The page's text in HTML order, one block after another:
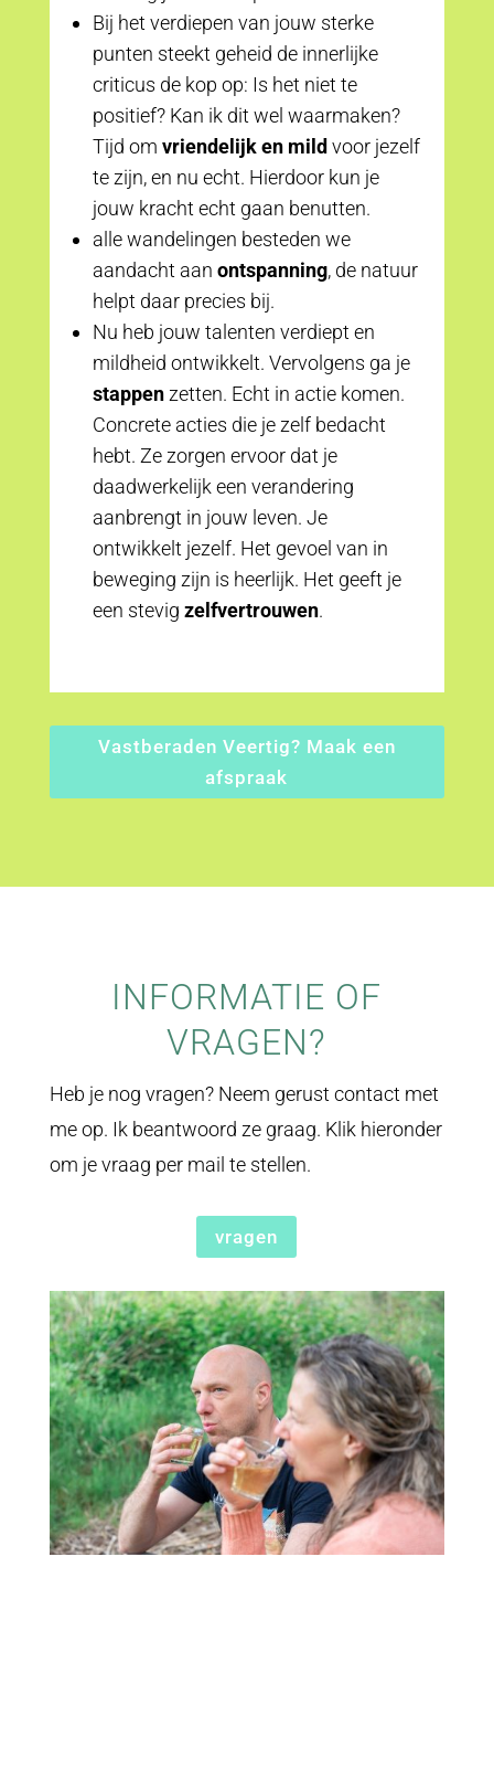
Bij het verdiepen van jouw sterke
punten steekt geheid de innerlijke
criticus de kop op: Is het niet te
positief? Kan ik dit wel waarmaken?
Tijd omvriendelijk en mild voor jezelf
te zijn, en nu echt. Hierdoor kun je
jouw kracht echt gaan benutten.
alle wandelingen besteden we
aandacht aanontspanning, de natuur
helpt daar precies bij.
Nu heb jouw talenten verdiept en
mildheid ontwikkelt. Vervolgens ga je
stappen zetten. Echt in actie komen.
Concrete acties die je zelf bedacht
hebt. Ze zorgen ervoor dat je
daadwerkelijk een verandering
aanbrengt in jouw leven. Je
ontwikkelt jezelf. Het gevoel van in
beweging zijn is heerlijk. Het geeft je
een stevigzelfvertrouwen.
Vastberaden Veertig? Maak een
afspraak
INFORMATIE OF
VRAGEN?
Heb je nog vragen? Neem gerust contact met
me op. Ik beantwoord ze graag. Klik hieronder
om je vraag per mail te stellen.
vragen